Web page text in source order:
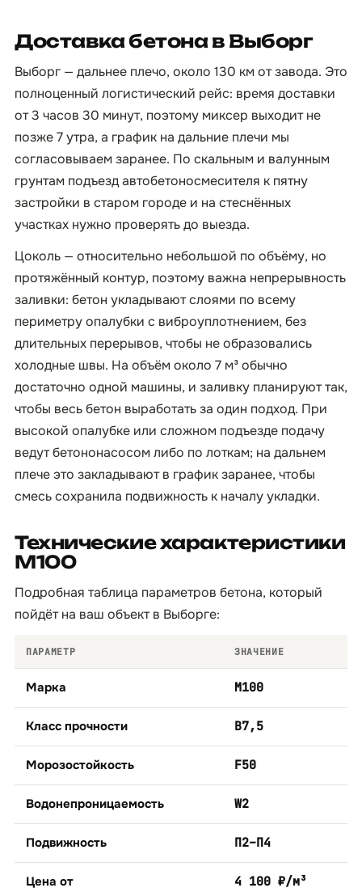
Доставка бетона в Выборг
Выборг — дальнее плечо, около 130 км от завода. Это
полноценный логистический рейс: время доставки
от 3 часов 30 минут, поэтому миксер выходит не
позже 7 утра, а график на дальние плечи мы
согласовываем заранее. По скальным и валунным
грунтам подъезд автобетоносмесителя к пятну
застройки в старом городе и на стеснённых
участках нужно проверять до выезда.
Цоколь — относительно небольшой по объёму, но
протяжённый контур, поэтому важна непрерывность
заливки: бетон укладывают слоями по всему
периметру опалубки с виброуплотнением, без
длительных перерывов, чтобы не образовались
холодные швы. На объём около 7 м³ обычно
достаточно одной машины, и заливку планируют так,
чтобы весь бетон выработать за один подход. При
высокой опалубке или сложном подъезде подачу
ведут бетононасосом либо по лоткам; на дальнем
плече это закладывают в график заранее, чтобы
смесь сохранила подвижность к началу укладки.
Технические характеристики
М100
Подробная таблица параметров бетона, который
пойдёт на ваш объект в Выборге:
ПАРАМЕТР ЗНАЧЕНИЕ
Марка М100
Класс прочности B7,5
Морозостойкость F50
Водонепроницаемость W2
Подвижность П2–П4
Цена от 4 100 ₽/м³